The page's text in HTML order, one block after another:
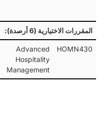
المقررات الاختيارية (6 أرصدة):
HOMN430
Advanced
Hospitality
Management